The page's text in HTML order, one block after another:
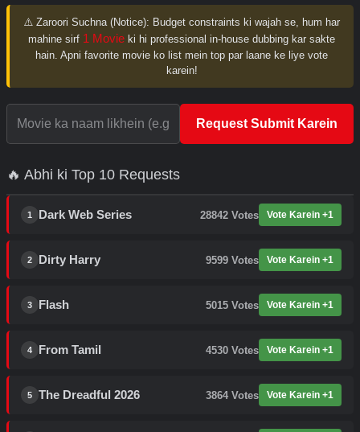
⚠️ Zaroori Suchna (Notice): Budget constraints ki wajah se, hum har
mahine sirf 1 Movie ki hi professional in-house dubbing kar sakte
hain. Apni favorite movie ko list mein top par laane ke liye vote
karein!
Request Submit Karein
🔥 Abhi ki Top 10 Requests
1 Dark Web Series 28842 Votes Vote Karein +1
2 Dirty Harry 9599 Votes Vote Karein +1
3 Flash 5015 Votes Vote Karein +1
4 From Tamil 4530 Votes Vote Karein +1
5 The Dreadful 2026 3864 Votes Vote Karein +1